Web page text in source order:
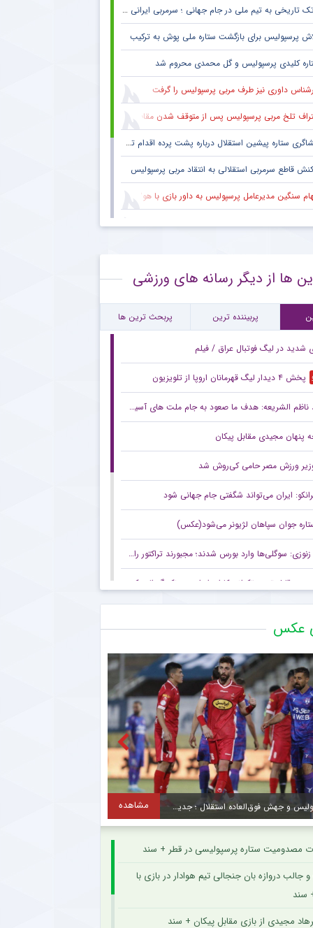
تاریخی به تیم ملی در جام جهانی ؛ سرمربی ایرانی روی نیمکت آمریکا
پرسپولیس برای بازگشت ستاره ملی پوش به ترکیب
کلیدی پرسپولیس و گل محمدی محروم شد
داوری نیز طرف مربی پرسپولیس را گرفت
تلخ مربی پرسپولیس پس از متوقف شدن مقابل تیم یک استقلالی
ستاره پیشین استقلال درباره پشت پرده اقدام تحریک آمیز خود مقابل هواداران پرسپولیس
قاطع سرمربی استقلالی به انتقاد مربی پرسپولیس
سنگین مدیرعامل پرسپولیس به داور بازی با هوادار
معنادار ستاره مصدوم پرسپولیس به شانس قهرمانی سرخ ها
جالب یحیی گل محمدی با سرمربی تیم ملی در حاشیه بازی پرسپولیس
ها از دیگر رسانه های ورزشی
پربیننده ترین پربحث ترین ها
شدید در لیگ فوتبال عراق / فیلم
پخش ۴ دیدار لیگ قهرمانان اروپا از تلویزیون
الشریعه: هدف ما صعود به جام ملت های آسیا است
پنهان مجیدی مقابل پیکان
ورزش مصر حامی کی‌روش شد
ایران می‌تواند شگفتی جام جهانی شود
جوان سپاهان لژیونر می‌شود(عکس)
زنوزی: سوگلی‌ها وارد بورس شدند؛ مجبورند تراکتور را هم به بورس ببرند/ بدهی‌های ما کمتر از ۲ میلیارد تومان است
صعود قابل توجه تکواندوکاران ایران در رنکینگ المپیکی/ کیانی و میرحسینی در جمع ۲۰ تکواندوکار برتر جهان
آخرین رتبه استقلال و پرسپولیس در جهان
کنایه حجت‌الاسلام برمایی به ماجرای راه ندادن بانوان به ورزشگاه امام رضا مشهد
در تمرینات نساجی؛ زوج اشکان – مسعود شجاعی این بار در مازندران؟
رده‌ بندی تیم‌ های باشگاهی | سقوط پرسپولیس و صعود استقلال
عکس
سقوط پرسپولیس و جهش فوق‌العاده استقلال ؛ جدید ترین رده‌بندی بهترین باشگاه های جهان + سند مشاهده
مصدومیت ستاره پرسپولیسی در قطر + سند
جالب دروازه بان جنجالی تیم هوادار در بازی با
سند
مجیدی از بازی مقابل پیکان + سند